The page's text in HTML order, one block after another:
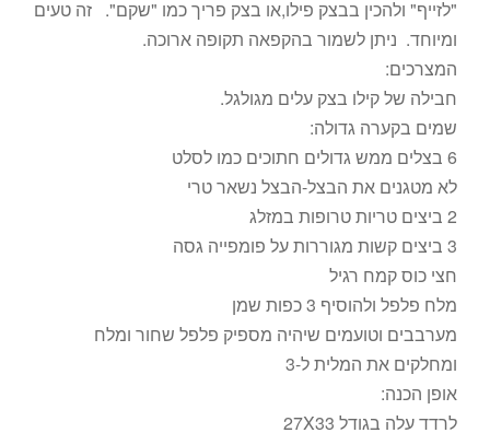
"לזייף" ולהכין בבצק פילו,או בצק פריך כמו "שקם". זה טעים
ומיוחד. ניתן לשמור בהקפאה תקופה ארוכה.
המצרכים:
חבילה של קילו בצק עלים מגולגל.
שמים בקערה גדולה:
6 בצלים ממש גדולים חתוכים כמו לסלט
לא מטגנים את הבצל-הבצל נשאר טרי
2 ביצים טריות טרופות במזלג
3 ביצים קשות מגוררות על פומפייה גסה
חצי כוס קמח רגיל
מלח פלפל ולהוסיף 3 כפות שמן
מערבבים וטועמים שיהיה מספיק פלפל שחור ומלח
ומחלקים את המלית ל-3
אופן הכנה:
לרדד עלה בגודל 27X33